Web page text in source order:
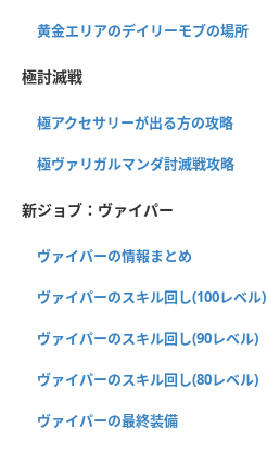
黄金エリアのデイリーモブの場所
極討滅戦
極アクセサリーが出る方の攻略
極ヴァリガルマンダ討滅戦攻略
新ジョブ：ヴァイパー
ヴァイパーの情報まとめ
ヴァイパーのスキル回し(100レベル)
ヴァイパーのスキル回し(90レベル)
ヴァイパーのスキル回し(80レベル)
ヴァイパーの最終装備